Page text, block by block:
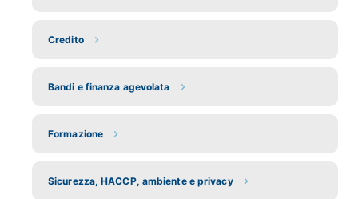
Credito
Bandi e finanza agevolata
Formazione
Sicurezza, HACCP, ambiente e privacy